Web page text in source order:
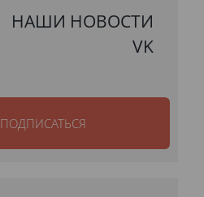
НАШИ НОВОСТИ
VK
ПОДПИСАТЬСЯ